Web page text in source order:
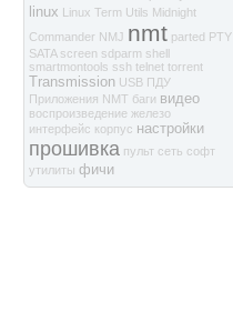
linux Linux Term Utils Midnight
Commander NMJ nmt parted PTY
SATA screen sdparm shell
smartmontools ssh telnet torrent
Transmission USB ПДУ
Приложения NMT баги видео
воспроизведение железо
интерфейс корпус настройки
прошивка пульт сеть софт
утилиты фичи